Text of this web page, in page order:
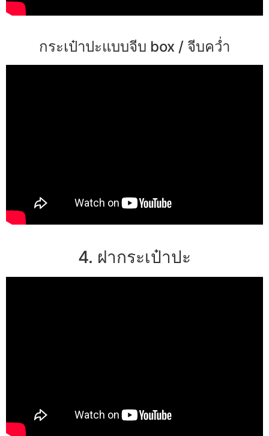
กระเป๋าปะแบบจีบ box / จีบคว่ำ
4. ฝากระเป๋าปะ